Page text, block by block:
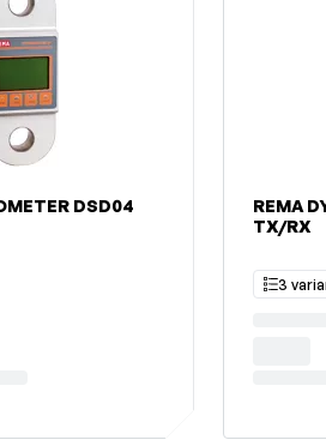
DSD04
REMA
TX/RX
3